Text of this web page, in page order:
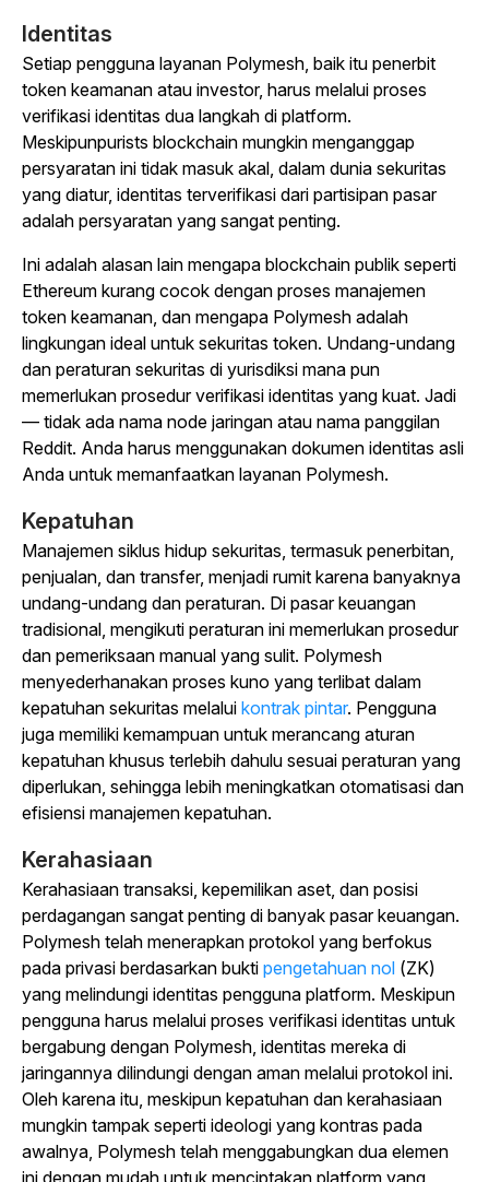
Identitas
Setiap pengguna layanan Polymesh, baik itu penerbit
token keamanan atau investor, harus melalui proses
verifikasi identitas dua langkah di platform.
Meskipunpurists blockchain mungkin menganggap
persyaratan ini tidak masuk akal, dalam dunia sekuritas
yang diatur, identitas terverifikasi dari partisipan pasar
adalah persyaratan yang sangat penting.
Ini adalah alasan lain mengapa blockchain publik seperti
Ethereum kurang cocok dengan proses manajemen
token keamanan, dan mengapa Polymesh adalah
lingkungan ideal untuk sekuritas token. Undang-undang
dan peraturan sekuritas di yurisdiksi mana pun
memerlukan prosedur verifikasi identitas yang kuat. Jadi
— tidak ada nama node jaringan atau nama panggilan
Reddit. Anda harus menggunakan dokumen identitas asli
Anda untuk memanfaatkan layanan Polymesh.
Kepatuhan
Manajemen siklus hidup sekuritas, termasuk penerbitan,
penjualan, dan transfer, menjadi rumit karena banyaknya
undang-undang dan peraturan. Di pasar keuangan
tradisional, mengikuti peraturan ini memerlukan prosedur
dan pemeriksaan manual yang sulit. Polymesh
menyederhanakan proses kuno yang terlibat dalam
kepatuhan sekuritas melalui kontrak pintar. Pengguna
juga memiliki kemampuan untuk merancang aturan
kepatuhan khusus terlebih dahulu sesuai peraturan yang
diperlukan, sehingga lebih meningkatkan otomatisasi dan
efisiensi manajemen kepatuhan.
Kerahasiaan
Kerahasiaan transaksi, kepemilikan aset, dan posisi
perdagangan sangat penting di banyak pasar keuangan.
Polymesh telah menerapkan protokol yang berfokus
pada privasi berdasarkan bukti pengetahuan nol (ZK)
yang melindungi identitas pengguna platform. Meskipun
pengguna harus melalui proses verifikasi identitas untuk
bergabung dengan Polymesh, identitas mereka di
jaringannya dilindungi dengan aman melalui protokol ini.
Oleh karena itu, meskipun kepatuhan dan kerahasiaan
mungkin tampak seperti ideologi yang kontras pada
awalnya, Polymesh telah menggabungkan dua elemen